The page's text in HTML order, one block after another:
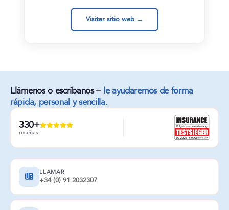
Visitar sitio web →
Llámenos o escríbanos – le ayudaremos de forma
rápida, personal y sencilla.
330+
reseñas
LLAMAR
+34 (0) 91 2032307